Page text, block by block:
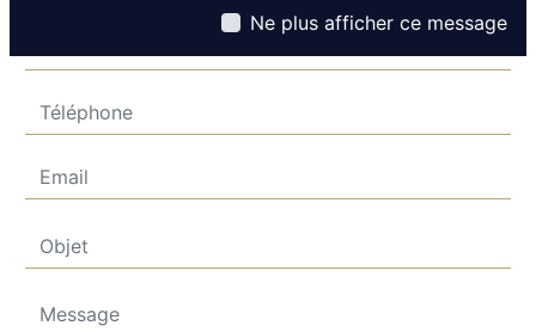
Ne plus afficher ce message